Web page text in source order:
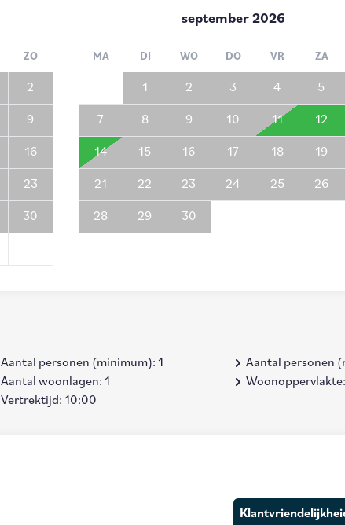
ZO
2
9
16
23
30
september 2026
MA DI WO DO VR ZA
1 2 3 4 5
7 8 9 10 11 12
14 15 16 17 18 19
21 22 23 24 25 26
28 29 30
Aantal personen (minimum): 1 Aantal personen
Aantal woonlagen: 1
Vertrektijd: 10:00